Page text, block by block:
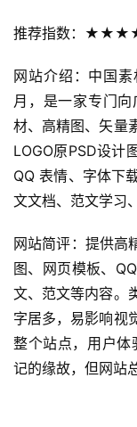
推荐指数：
网站介绍：中国
月，是一家专门向
材、高精图、矢量
LOGO原PSD设计
QQ 表情、字体下
文文档、范文学习
网站简评：提供高
图、网页模板、
文、范文等内容。
字居多，易影响视
整个站点，用户体
记的缘故，但网站